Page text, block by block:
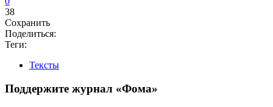
38
Сохранить
Поделиться:
Теги:
Тексты
Поддержите журнал «Фома»